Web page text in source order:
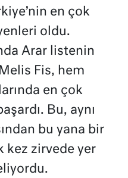
en çok
oldu.
Arar listenin
Fis, hem
en çok
Bu, aynı
bu yana bir
kez zirvede yer